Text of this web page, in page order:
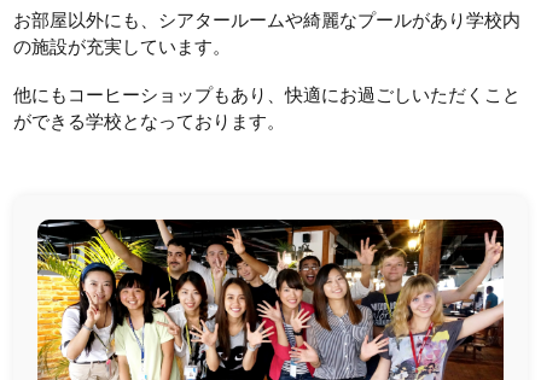
お部屋以外にも、シアタールームや綺麗なプールがあり学校内
の施設が充実しています。
他にもコーヒーショップもあり、快適にお過ごしいただくこと
ができる学校となっております。